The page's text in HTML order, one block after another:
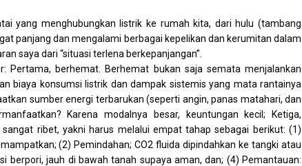
yang menghubungkan listrik ke rumah kita, dari hulu (tambang
panjang dan mengalami berbagai kepelikan dan kerumitan dalam
saya dari “situasi terlena berkepanjangan”.
Pertama, berhemat. Berhemat bukan saja semata menjalankan
biaya konsumsi listrik dan dampak sistemis yang mata rantainya
sumber energi terbarukan (seperti angin, panas matahari, dan
Karena modalnya besar, keuntungan kecil; Ketiga,
ribet, yakni harus melalui empat tahap sebagai berikut: (1)
(2) Pemindahan; CO2 fluida dipindahkan ke tangki atau
berpori, jauh di bawah tanah supaya aman, dan; (4) Pemantauan: